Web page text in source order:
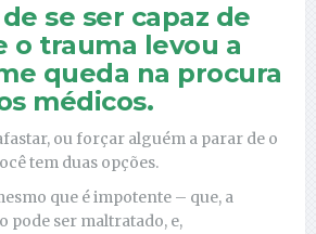
se ser capaz de
o trauma levou a
queda na procura
médicos.
ou forçar alguém a parar de o
tem duas opções.
que é impotente – que, a
pode ser maltratado, e,